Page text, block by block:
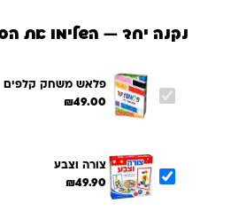
נקנה יחד — השלימו את הסט
פלאש משחק קלפים
₪49.00
צורה וצבע
₪49.90